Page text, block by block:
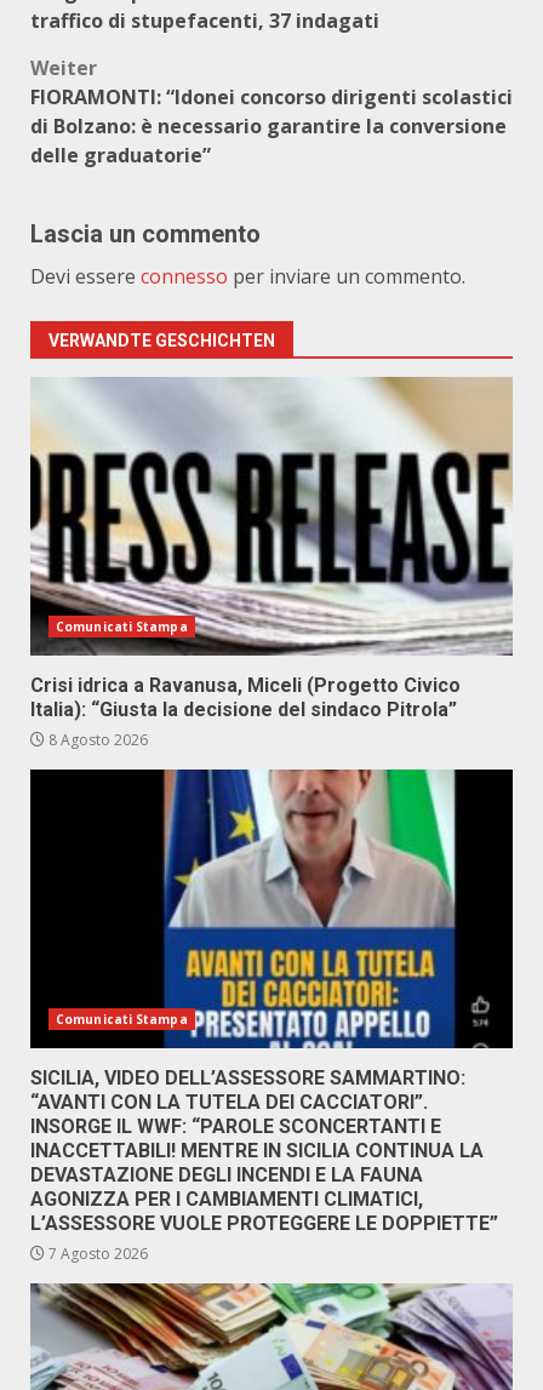
traffico di stupefacenti, 37 indagati
Weiter
FIORAMONTI: “Idonei concorso dirigenti scolastici
di Bolzano: è necessario garantire la conversione
delle graduatorie”
Lascia un commento
Devi essere connesso per inviare un commento.
VERWANDTE GESCHICHTEN
Comunicati Stampa
Crisi idrica a Ravanusa, Miceli (Progetto Civico
Italia): “Giusta la decisione del sindaco Pitrola”
8 Agosto 2026
Comunicati Stampa
SICILIA, VIDEO DELL’ASSESSORE SAMMARTINO:
“AVANTI CON LA TUTELA DEI CACCIATORI”.
INSORGE IL WWF: “PAROLE SCONCERTANTI E
INACCETTABILI! MENTRE IN SICILIA CONTINUA LA
DEVASTAZIONE DEGLI INCENDI E LA FAUNA
AGONIZZA PER I CAMBIAMENTI CLIMATICI,
L’ASSESSORE VUOLE PROTEGGERE LE DOPPIETTE”
7 Agosto 2026